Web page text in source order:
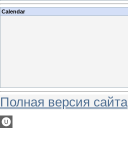
Calendar
Полная версия сайта